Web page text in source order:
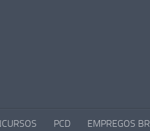
PCD EMPREGOS BR